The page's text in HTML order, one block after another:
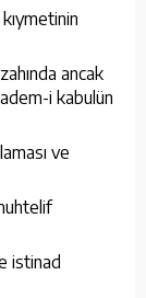
ancak
i kabulün
ve
istinad